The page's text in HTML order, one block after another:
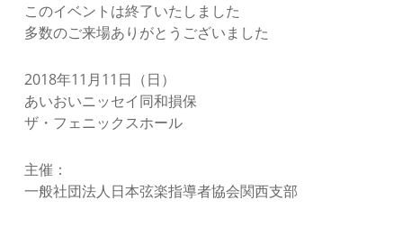
このイベントは終了いたしました
多数のご来場ありがとうございました
2018年11月11日（日）
あいおいニッセイ同和損保
ザ・フェニックスホール
主催：
一般社団法人日本弦楽指導者協会関西支部